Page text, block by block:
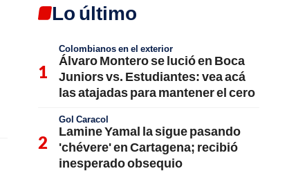
Lo último
Colombianos en el exterior
Álvaro Montero se lució en Boca
Juniors vs. Estudiantes: vea acá
las atajadas para mantener el cero
Gol Caracol
Lamine Yamal la sigue pasando
'chévere' en Cartagena; recibió
inesperado obsequio